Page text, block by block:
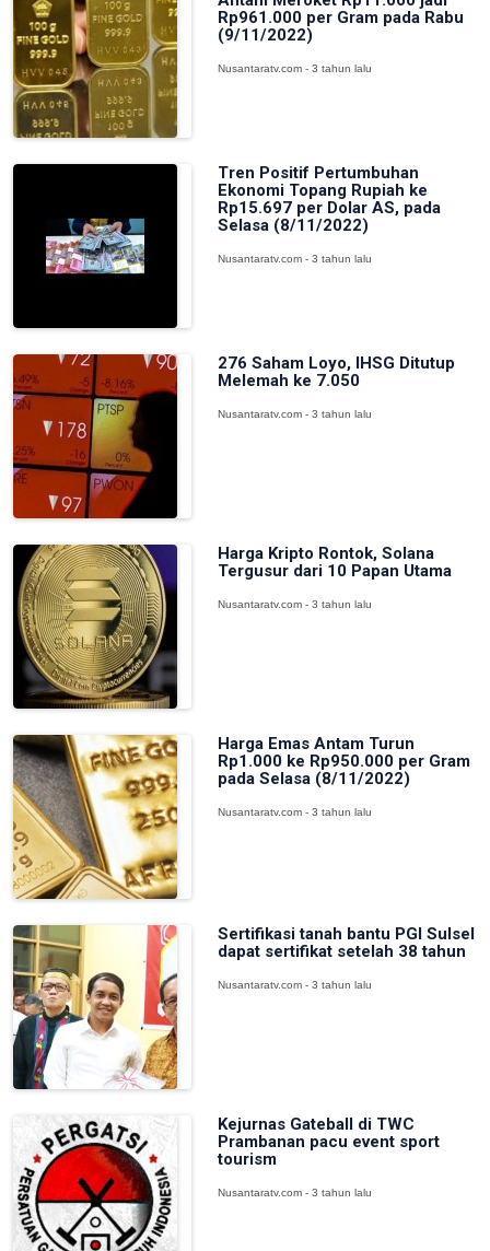
Rp961.000 per Gram pada Rabu
(9/11/2022)
Nusantaratv.com - 3 tahun lalu
Tren Positif Pertumbuhan
Ekonomi Topang Rupiah ke
Rp15.697 per Dolar AS, pada
Selasa (8/11/2022)
Nusantaratv.com - 3 tahun lalu
276 Saham Loyo, IHSG Ditutup
Melemah ke 7.050
Nusantaratv.com - 3 tahun lalu
Harga Kripto Rontok, Solana
Tergusur dari 10 Papan Utama
Nusantaratv.com - 3 tahun lalu
Harga Emas Antam Turun
Rp1.000 ke Rp950.000 per Gram
pada Selasa (8/11/2022)
Nusantaratv.com - 3 tahun lalu
Sertifikasi tanah bantu PGI Sulsel
dapat sertifikat setelah 38 tahun
Nusantaratv.com - 3 tahun lalu
Kejurnas Gateball di TWC
Prambanan pacu event sport
tourism
Nusantaratv.com - 3 tahun lalu